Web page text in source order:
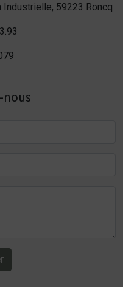
Industrielle, 59223 Roncq
nous